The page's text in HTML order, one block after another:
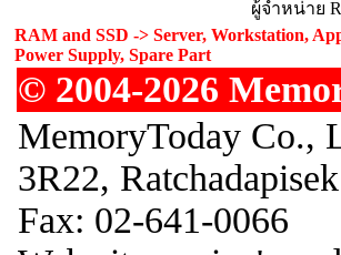
ผู้จำหน่าย
RAM and SSD -> Server, Workstation,
Power Supply, Spare Part
© 2004-2026
MemoryToday Co.,
3R22,
Fax: 02-641-0066